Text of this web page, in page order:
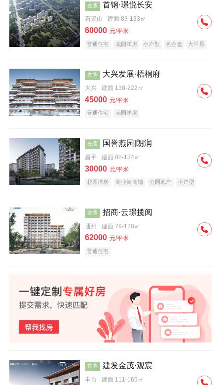
在售 首钢·璟悦长安
石景山 建面 83-133㎡
60000 元/平米
普通住宅 花园洋房 小户型 名企盘 大平层
在售 大兴发展·梧桐府
大兴 建面 138-222㎡
45000 元/平米
普通住宅 花园洋房
在售 国誉燕园|朗润
昌平 建面 88-134㎡
30000 元/平米
花园洋房 商业街商铺 公园地产
小户型
在售 招商·云璟揽阅
通州 建面 79-128㎡
62000 元/平米
普通住宅
在售 建发金茂·观宸
丰台 建面 111-165㎡